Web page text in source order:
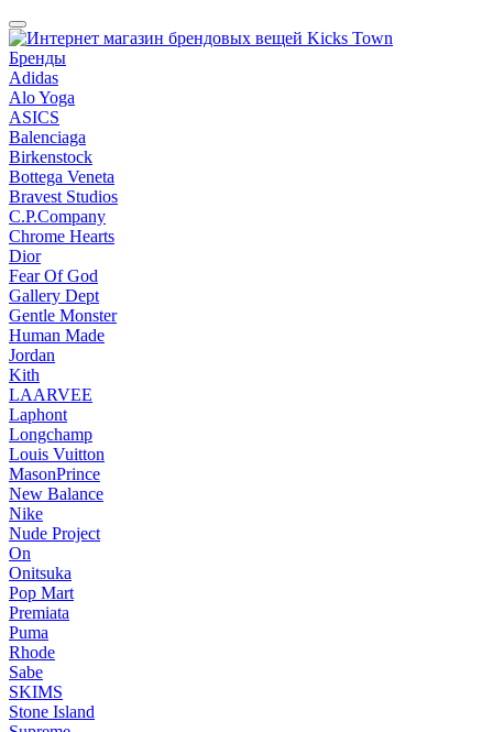
Бренды
Adidas
Alo Yoga
ASICS
Balenciaga
Birkenstock
Bottega Veneta
Bravest Studios
C.P.Company
Chrome Hearts
Dior
Fear Of God
Gallery Dept
Gentle Monster
Human Made
Jordan
Kith
LAARVEE
Laphont
Longchamp
Louis Vuitton
MasonPrince
New Balance
Nike
Nude Project
On
Onitsuka
Pop Mart
Premiata
Puma
Rhode
Sabe
SKIMS
Stone Island